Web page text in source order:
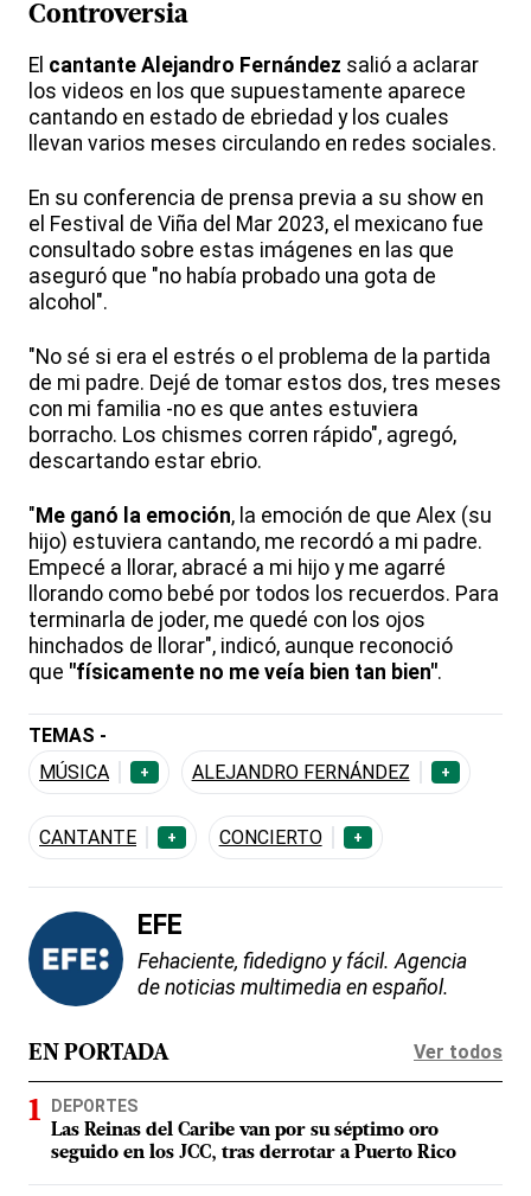
Controversia
El cantante Alejandro Fernández salió a aclarar
los videos en los que supuestamente aparece
cantando en estado de ebriedad y los cuales
llevan varios meses circulando en redes sociales.
En su conferencia de prensa previa a su show en
el Festival de Viña del Mar 2023, el mexicano fue
consultado sobre estas imágenes en las que
aseguró que "no había probado una gota de
alcohol".
"No sé si era el estrés o el problema de la partida
de mi padre. Dejé de tomar estos dos, tres meses
con mi familia -no es que antes estuviera
borracho. Los chismes corren rápido", agregó,
descartando estar ebrio.
"Me ganó la emoción, la emoción de que Alex (su
hijo) estuviera cantando, me recordó a mi padre.
Empecé a llorar, abracé a mi hijo y me agarré
llorando como bebé por todos los recuerdos. Para
terminarla de joder, me quedé con los ojos
hinchados de llorar", indicó, aunque reconoció
que "físicamente no me veía bien tan bien".
TEMAS -
MÚSICA
+ ALEJANDRO FERNÁNDEZ +
CANTANTE + CONCIERTO +
EFE
Fehaciente, fidedigno y fácil. Agencia
de noticias multimedia en español.
EN PORTADA Ver todos
DEPORTES
Las Reinas del Caribe van por su séptimo oro
seguido en los JCC, tras derrotar a Puerto Rico